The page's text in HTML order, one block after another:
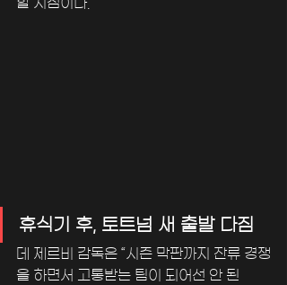
휴식기 후, 토트넘 새 출발 다짐
데 제르비 감독은 “시즌 막판까지 잔류 경쟁
을 하면서 고통받는 팀이 되어선 안 된